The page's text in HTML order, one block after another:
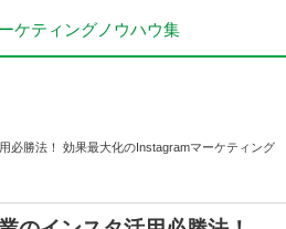
ケティングノウハウ集
必勝法！ 効果最大化のInstagramマーケティング